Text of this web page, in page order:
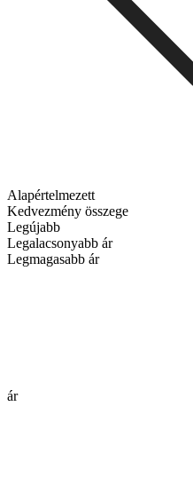
Alapértelmezett
Kedvezmény összege
Legújabb
Legalacsonyabb ár
Legmagasabb ár
ár